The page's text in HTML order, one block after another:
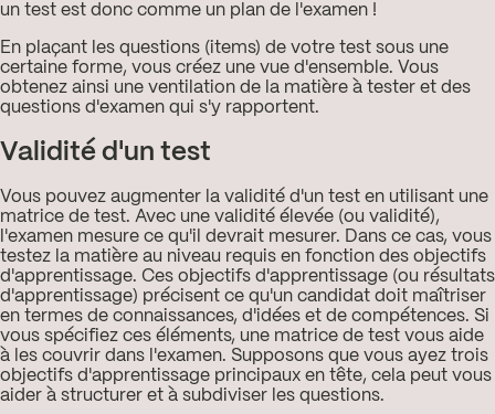
un test est donc comme un plan de l'examen !
En plaçant les questions (items) de votre test sous une
certaine forme, vous créez une vue d'ensemble. Vous
obtenez ainsi une ventilation de la matière à tester et des
questions d'examen qui s'y rapportent.
Validité d'un test
Vous pouvez augmenter la validité d'un test en utilisant une
matrice de test. Avec une validité élevée (ou validité),
l'examen mesure ce qu'il devrait mesurer. Dans ce cas, vous
testez la matière au niveau requis en fonction des objectifs
d'apprentissage. Ces objectifs d'apprentissage (ou résultats
d'apprentissage) précisent ce qu'un candidat doit maîtriser
en termes de connaissances, d'idées et de compétences. Si
vous spécifiez ces éléments, une matrice de test vous aide
à les couvrir dans l'examen. Supposons que vous ayez trois
objectifs d'apprentissage principaux en tête, cela peut vous
aider à structurer et à subdiviser les questions.